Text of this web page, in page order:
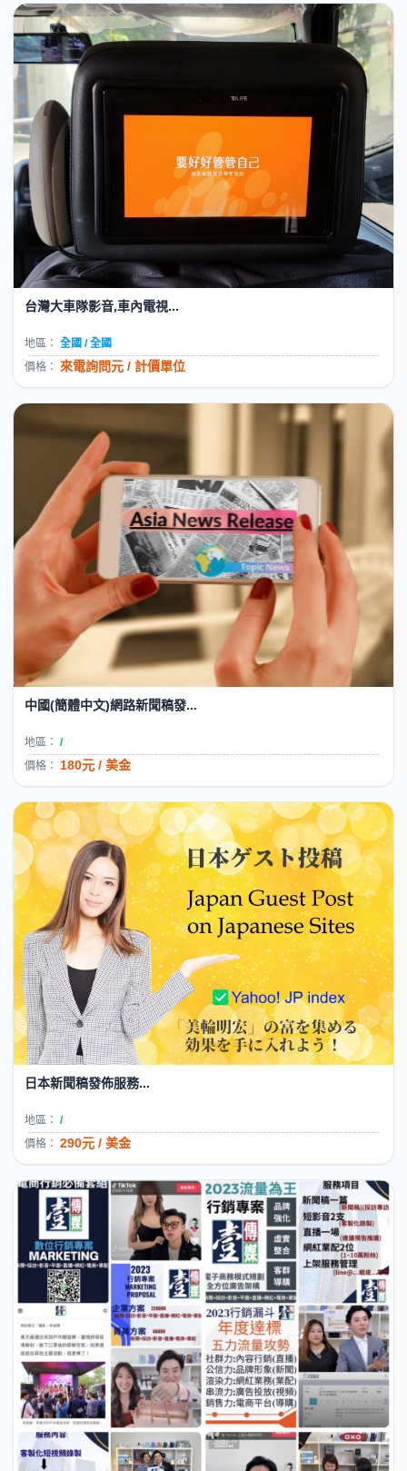
台灣大車隊影音,車內電視...
地區： 全國 / 全國
價格： 來電詢問元 / 計價單位
中國(簡體中文)網路新聞稿發...
地區： /
價格： 180元 / 美金
日本新聞稿發佈服務...
地區： /
價格： 290元 / 美金